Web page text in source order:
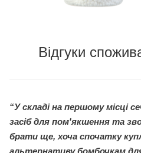
Відгуки
“У складі на першому місці
засіб для пом'якшення та
брати ще, хоча спочатку
альтернативу бомбочкам